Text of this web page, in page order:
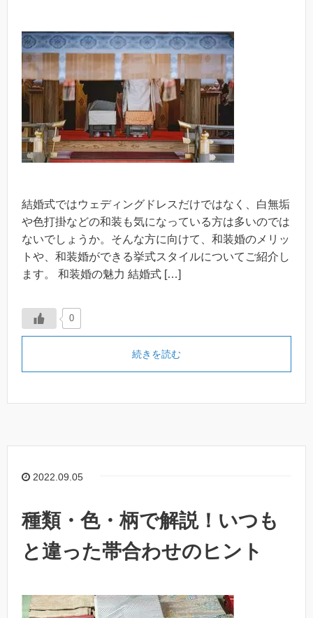
結婚式ではウェディングドレスだけではなく、白無垢
や色打掛などの和装も気になっている方は多いのでは
ないでしょうか。そんな方に向けて、和装婚のメリッ
トや、和装婚ができる挙式スタイルについてご紹介し
ます。 和装婚の魅力 結婚式 […]
0
続きを読む
2022.09.05
種類・色・柄で解説！いつも
と違った帯合わせのヒント